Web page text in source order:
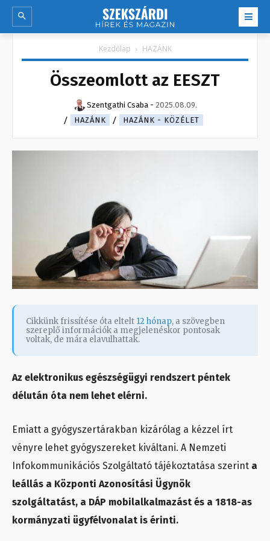
Kezdőlap HAZÁNK
Összeomlott az EESZT
Szentgathi Csaba - 2025.08.09.
HAZÁNK
HAZÁNK - KÖZÉLET
Cikkünk frissítése óta eltelt 12 hónap, a szövegben
szereplő információk a megjelenéskor pontosak
voltak, de mára elavulhattak.
Az elektronikus egészségügyi rendszert péntek
délután óta nem lehet elérni.
Emiatt a gyógyszertárakban kizárólag a kézzel írt
vényre lehet gyógyszereket kiváltani. A Nemzeti
Infokommunikációs Szolgáltató tájékoztatása szerint a
leállás a Központi Azonosítási Ügynök
szolgáltatást, a DÁP mobilalkalmazást és a 1818-as
kormányzati ügyfélvonalat is érinti.